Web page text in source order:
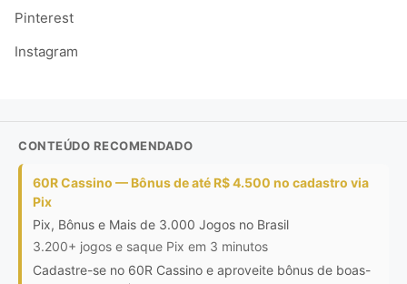
Pinterest
Instagram
CONTEÚDO RECOMENDADO
60R Cassino — Bônus de até R$ 4.500 no cadastro via
Pix
Pix, Bônus e Mais de 3.000 Jogos no Brasil
3.200+ jogos e saque Pix em 3 minutos
Cadastre-se no 60R Cassino e aproveite bônus de boas-